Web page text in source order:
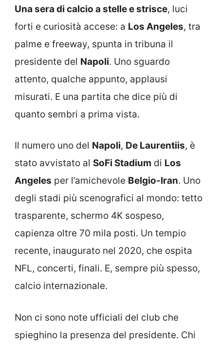
Una sera di calcio a stelle e strisce, luci
forti e curiosità accese: a Los Angeles, tra
palme e freeway, spunta in tribuna il
presidente del Napoli. Uno sguardo
attento, qualche appunto, applausi
misurati. E una partita che dice più di
quanto sembri a prima vista.
Il numero uno del Napoli, De Laurentiis, è
stato avvistato al SoFi Stadium di Los
Angeles per l’amichevole Belgio-Iran. Uno
degli stadi più scenografici al mondo: tetto
trasparente, schermo 4K sospeso,
capienza oltre 70 mila posti. Un tempio
recente, inaugurato nel 2020, che ospita
NFL, concerti, finali. E, sempre più spesso,
calcio internazionale.
Non ci sono note ufficiali del club che
spieghino la presenza del presidente. Chi